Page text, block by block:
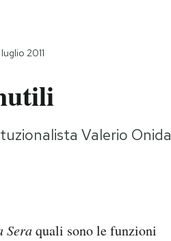
2011
Valerio Onida
Seraquali sono le funzioni